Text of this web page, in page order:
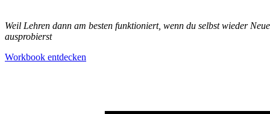
Weil Lehren dann am besten funktioniert, wenn du selbst wieder
ausprobierst
Workbook entdecken